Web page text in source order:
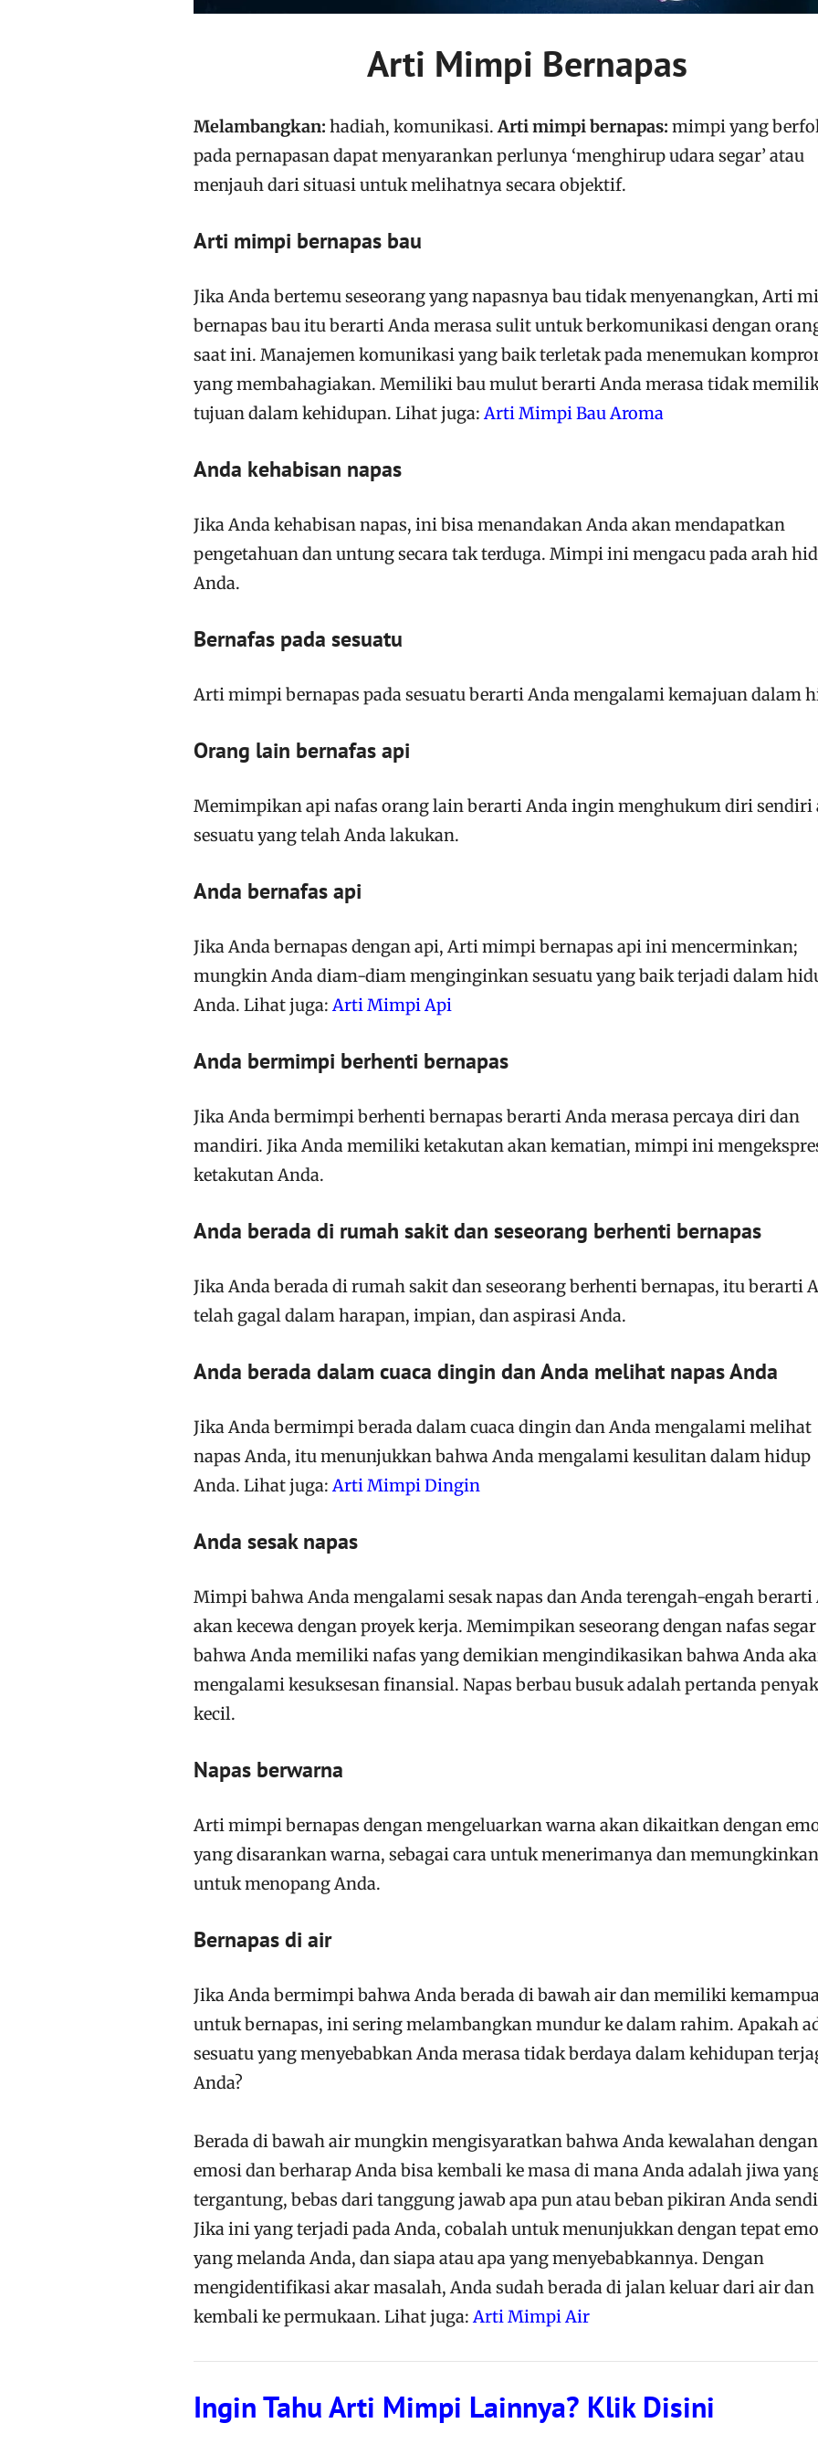
Arti Mimpi Bernapas
Melambangkan: hadiah, komunikasi.Arti mimpi bernapas: mimpi yang
pada pernapasan dapat menyarankan perlunya ‘menghirup udara segar’ atau
menjauh dari situasi untuk melihatnya secara objektif.
Arti mimpi bernapas bau
Jika Anda bertemu seseorang yang napasnya bau tidak menyenangkan, Arti
bernapas bau itu berarti Anda merasa sulit untuk berkomunikasi dengan
saat ini. Manajemen komunikasi yang baik terletak pada menemukan
yang membahagiakan. Memiliki bau mulut berarti Anda merasa tidak
tujuan dalam kehidupan. Lihat juga:Arti Mimpi Bau Aroma
Anda kehabisan napas
Jika Anda kehabisan napas, ini bisa menandakan Anda akan mendapatkan
pengetahuan dan untung secara tak terduga. Mimpi ini mengacu pada arah
Anda.
Bernafas pada sesuatu
Arti mimpi bernapas pada sesuatu berarti Anda mengalami kemajuan dalam
Orang lain bernafas api
Memimpikan api nafas orang lain berarti Anda ingin menghukum diri sendiri
sesuatu yang telah Anda lakukan.
Anda bernafas api
Jika Anda bernapas dengan api, Arti mimpi bernapas api ini mencerminkan;
mungkin Anda diam-diam menginginkan sesuatu yang baik terjadi dalam
Anda. Lihat juga:Arti Mimpi Api
Anda bermimpi berhenti bernapas
Jika Anda bermimpi berhenti bernapas berarti Anda merasa percaya diri dan
mandiri. Jika Anda memiliki ketakutan akan kematian, mimpi ini
ketakutan Anda.
Anda berada di rumah sakit dan seseorang berhenti bernapas
Jika Anda berada di rumah sakit dan seseorang berhenti bernapas, itu berarti
telah gagal dalam harapan, impian, dan aspirasi Anda.
Anda berada dalam cuaca dingin dan Anda melihat napas Anda
Jika Anda bermimpi berada dalam cuaca dingin dan Anda mengalami melihat
napas Anda, itu menunjukkan bahwa Anda mengalami kesulitan dalam hidup
Anda. Lihat juga:Arti Mimpi Dingin
Anda sesak napas
Mimpi bahwa Anda mengalami sesak napas dan Anda terengah-engah berarti
akan kecewa dengan proyek kerja. Memimpikan seseorang dengan nafas
bahwa Anda memiliki nafas yang demikian mengindikasikan bahwa Anda
mengalami kesuksesan finansial. Napas berbau busuk adalah pertanda
kecil.
Napas berwarna
Arti mimpi bernapas dengan mengeluarkan warna akan dikaitkan dengan
yang disarankan warna, sebagai cara untuk menerimanya dan
untuk menopang Anda.
Bernapas di air
Jika Anda bermimpi bahwa Anda berada di bawah air dan memiliki
untuk bernapas, ini sering melambangkan mundur ke dalam rahim. Apakah
sesuatu yang menyebabkan Anda merasa tidak berdaya dalam kehidupan
Anda?
Berada di bawah air mungkin mengisyaratkan bahwa Anda kewalahan dengan
emosi dan berharap Anda bisa kembali ke masa di mana Anda adalah jiwa
tergantung, bebas dari tanggung jawab apa pun atau beban pikiran Anda
Jika ini yang terjadi pada Anda, cobalah untuk menunjukkan dengan tepat
yang melanda Anda, dan siapa atau apa yang menyebabkannya. Dengan
mengidentifikasi akar masalah, Anda sudah berada di jalan keluar dari air dan
kembali ke permukaan. Lihat juga:Arti Mimpi Air
Ingin Tahu Arti Mimpi Lainnya? Klik Disini